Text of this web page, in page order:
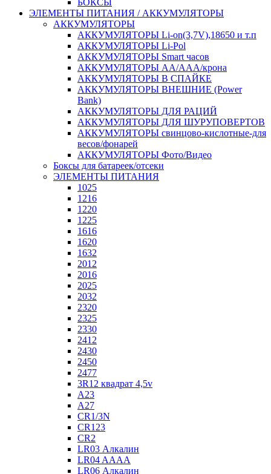
БОКСЫ
ЭЛЕМЕНТЫ ПИТАНИЯ / АККУМУЛЯТОРЫ
АККУМУЛЯТОРЫ
АККУМУЛЯТОРЫ Li-on(3,7V),18650 и т.п
АККУМУЛЯТОРЫ Li-Pol
АККУМУЛЯТОРЫ Smart часов
АККУМУЛЯТОРЫ АА/ААА/крона
АККУМУЛЯТОРЫ В СПАЙКЕ
АККУМУЛЯТОРЫ ВНЕШНИЕ (Power
Bank)
АККУМУЛЯТОРЫ ДЛЯ РАЦИЙ
АККУМУЛЯТОРЫ ДЛЯ ШУРУПОВЕРТОВ
АККУМУЛЯТОРЫ свинцово-кислотные-для
весов/фонарей
АККУМУЛЯТОРЫ Фото/Видео
Боксы для батареек/отсеки
ЭЛЕМЕНТЫ ПИТАНИЯ
1025
1216
1220
1225
1616
1620
1632
2012
2016
2025
2032
2320
2325
2330
2412
2430
2450
2477
3R12 квадрат 4,5v
A23
A27
CR1/3N
CR123
CR2
LR03 Алкалин
LR04 AAAA
LR06 Алкалин